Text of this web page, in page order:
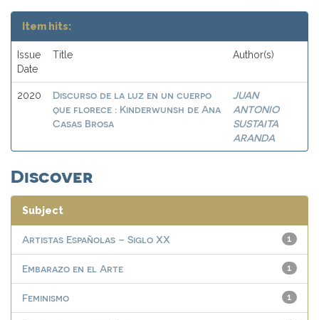
Item hits:
Issue
Date
Title Author(s)
2020
Discurso de la luz en un cuerpo
que florece : Kinderwunsh de Ana
Casas Brosa
JUAN
ANTONIO
SUSTAITA
ARANDA
Discover
Subject
1
Artistas Españolas – Siglo XX
1
Embarazo en el Arte
1
Feminismo